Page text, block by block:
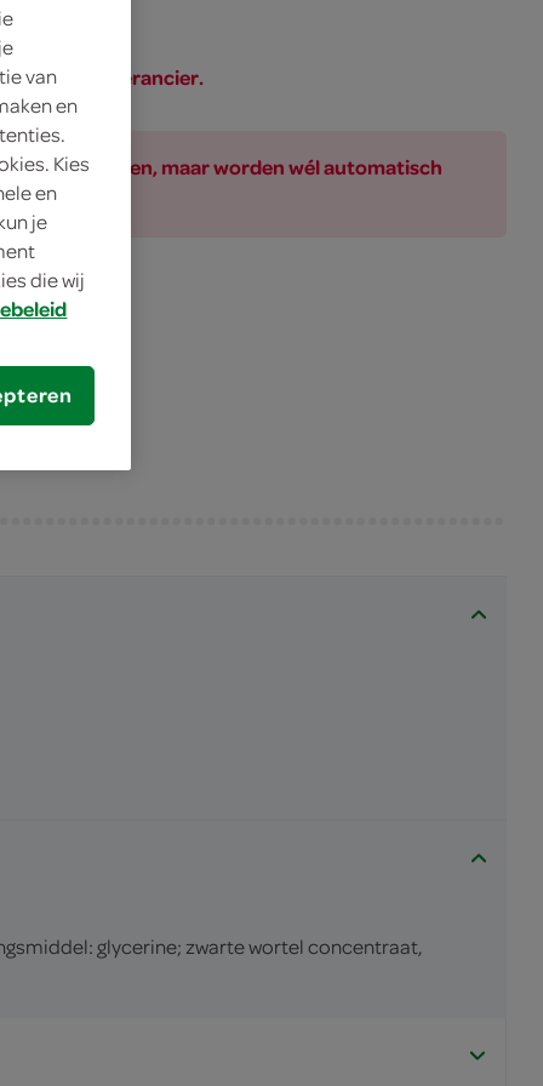
of de leverancier.
de producten, maar worden wél automatisch
glycerine; zwarte wortel concentraat,
van
en
Kies
en
je
die wij